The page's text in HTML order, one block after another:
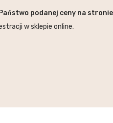
podanej ceny na
w sklepie online.